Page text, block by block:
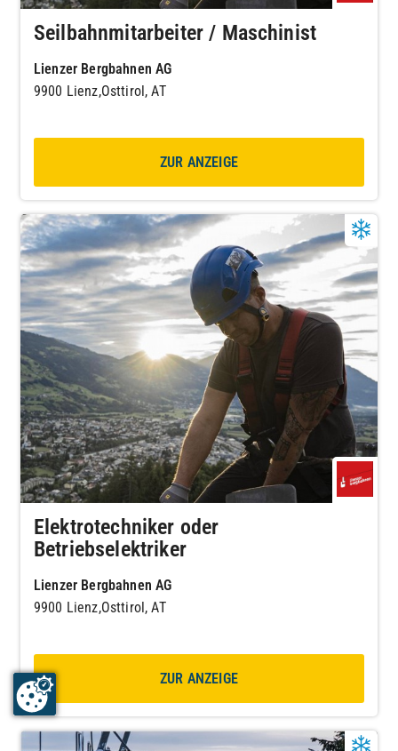
Seilbahnmitarbeiter / Maschinist
Lienzer Bergbahnen AG
9900 Lienz,Osttirol, AT
ZUR ANZEIGE
Elektrotechniker oder
Betriebselektriker
Lienzer Bergbahnen AG
9900 Lienz,Osttirol, AT
ZUR ANZEIGE